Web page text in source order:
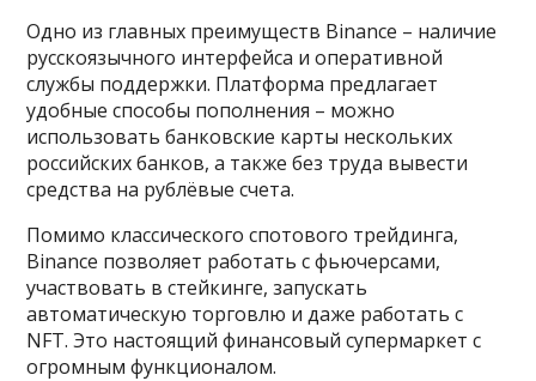
Одно из главных преимуществ Binance – наличие
русскоязычного интерфейса и оперативной
службы поддержки. Платформа предлагает
удобные способы пополнения – можно
использовать банковские карты нескольких
российских банков, а также без труда вывести
средства на рублёвые счета.
Помимо классического спотового трейдинга,
Binance позволяет работать с фьючерсами,
участвовать в стейкинге, запускать
автоматическую торговлю и даже работать с
NFT. Это настоящий финансовый супермаркет с
огромным функционалом.